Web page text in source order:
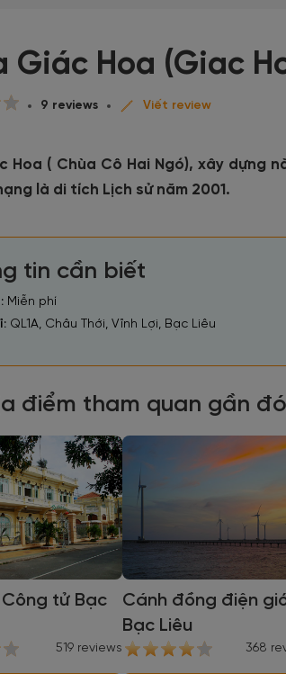
Giác Hoa (Giac
9 reviews Viết review
Hoa ( Chùa Cô Hai Ngó), xây dựng
là di tích Lịch sử năm 2001.
tin cần biết
Miễn phí
QL1A, Châu Thới, Vĩnh Lợi, Bạc Liêu
điểm tham quan gần đó
Công tử Bạc
519 reviews
Cánh đồng điện
Bạc Liêu
368